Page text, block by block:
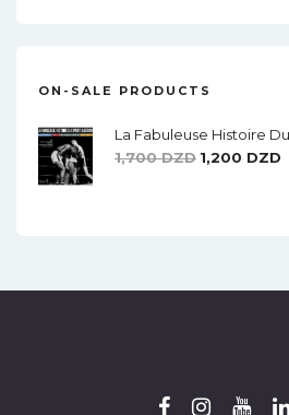
ON-SALE PRODUCTS
1,700DZD Le
1,200 DZD